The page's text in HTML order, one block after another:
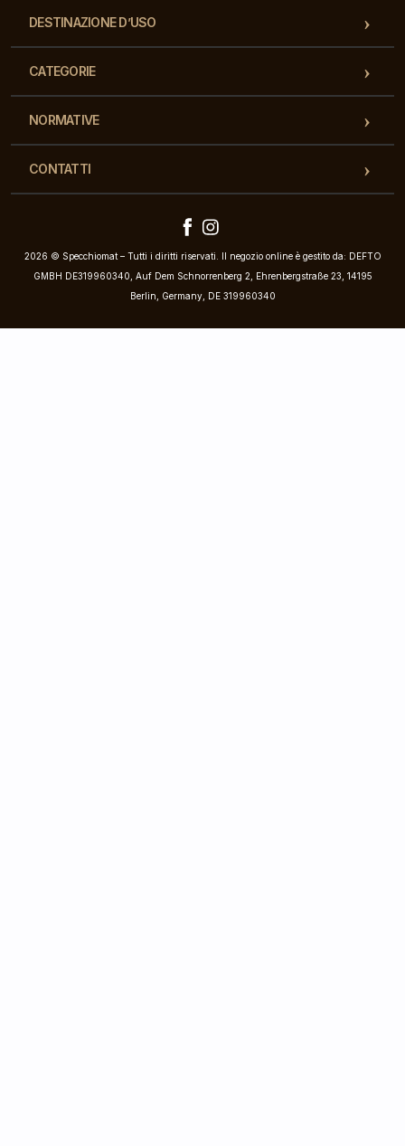
DESTINAZIONE D’USO
CATEGORIE
NORMATIVE
CONTATTI
2026 © Specchiomat – Tutti i diritti riservati. Il negozio online è gestito da: DEFTO
GMBH DE319960340, Auf Dem Schnorrenberg 2, Ehrenbergstraße 23, 14195
Berlin, Germany, DE 319960340